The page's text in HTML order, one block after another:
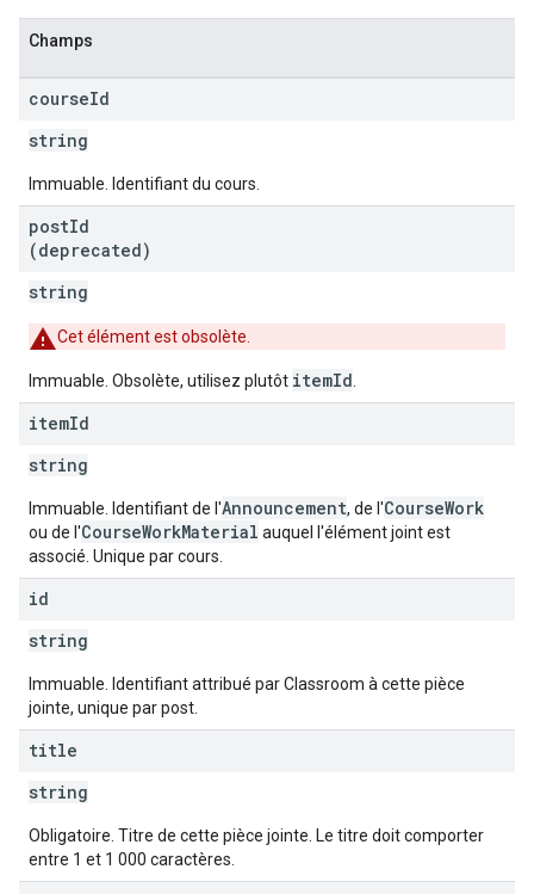
Champs
courseId
string
Immuable. Identifiant du cours.
postId
(deprecated)
string
Cet élément est obsolète.
Immuable. Obsolète, utilisez plutôt itemId
itemId
string
Immuable. Identifiant de l'Announcement, de l'CourseWork
ou de l'CourseWorkMaterial auquel l'élément joint est
associé. Unique par cours.
id
string
Immuable. Identifiant attribué par Classroom à cette pièce
jointe, unique par post.
title
string
Obligatoire. Titre de cette pièce jointe. Le titre doit comporter
entre 1 et 1 000 caractères.